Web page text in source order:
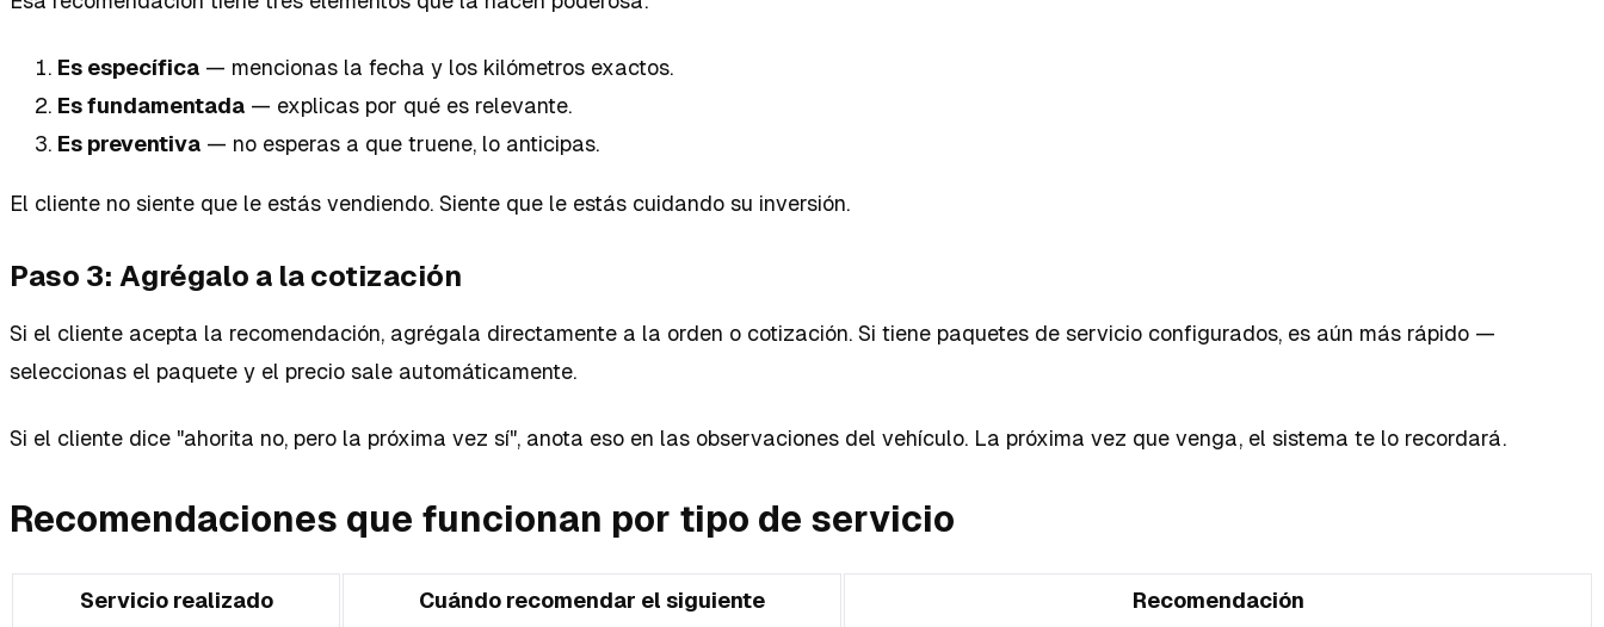
Es específica — mencionas la fecha y los kilómetros exactos.
Es fundamentada — explicas por qué es relevante.
Es preventiva — no esperas a que truene, lo anticipas.
El cliente no siente que le estás vendiendo. Siente que le estás cuidando su inversión.
Paso 3: Agrégalo a la cotización
Si el cliente acepta la recomendación, agrégala directamente a la orden o cotización. Si tiene paquetes de servicio configurados, es aún más rápido —
seleccionas el paquete y el precio sale automáticamente.
Si el cliente dice "ahorita no, pero la próxima vez sí", anota eso en las observaciones del vehículo. La próxima vez que venga, el sistema te lo recordará.
Recomendaciones que funcionan por tipo de servicio
Servicio realizado Cuándo recomendar el siguiente Recomendación